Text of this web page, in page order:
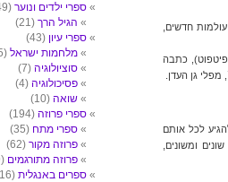
חדשים,
כתבה
גן העדן.
לכל אותם
ומשונים,
ספרי ילדים ונוער (49)
הגיל הרך (21)
ספרי עיון (43)
מלחמות ישראל (5)
סוציולוגיה (7)
פסיכולוגיה (4)
שואה (10)
ספרי פרוזה (194)
ספרי מתח (35)
פרוזה מקור (62)
פרוזה מתורגמים (99)
ספרים באנגלית (16)